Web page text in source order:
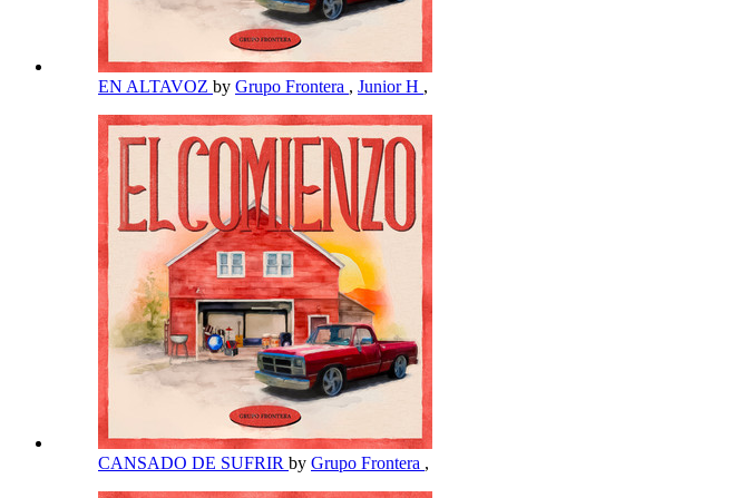
EN ALTAVOZ by Grupo Frontera , Junior H ,
CANSADO DE SUFRIR by Grupo Frontera ,